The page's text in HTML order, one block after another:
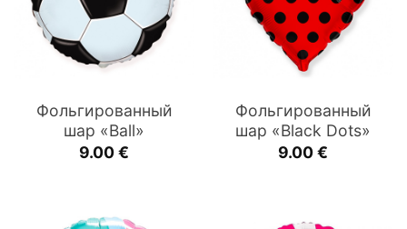
Фольгированный
шар «Ball»
9.00€
Фольгированный
шар «Black Dots»
9.00€